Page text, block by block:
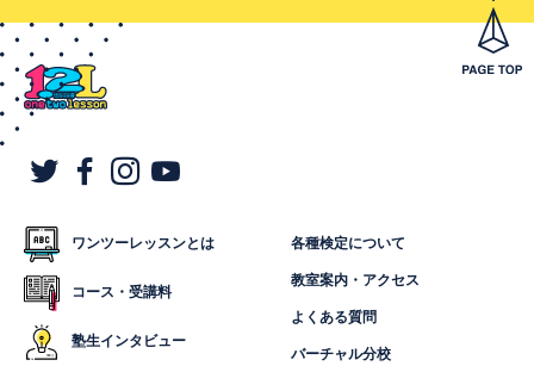
ワンツーレッスンとは
コース・受講料
塾生インタビュー
各種検定について
教室案内・アクセス
よくある質問
バーチャル分校